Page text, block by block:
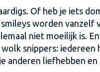
Of heb je iets
worden vanzelf
niet moeilijk is.
snippers: iedereen
anderen liefhebben